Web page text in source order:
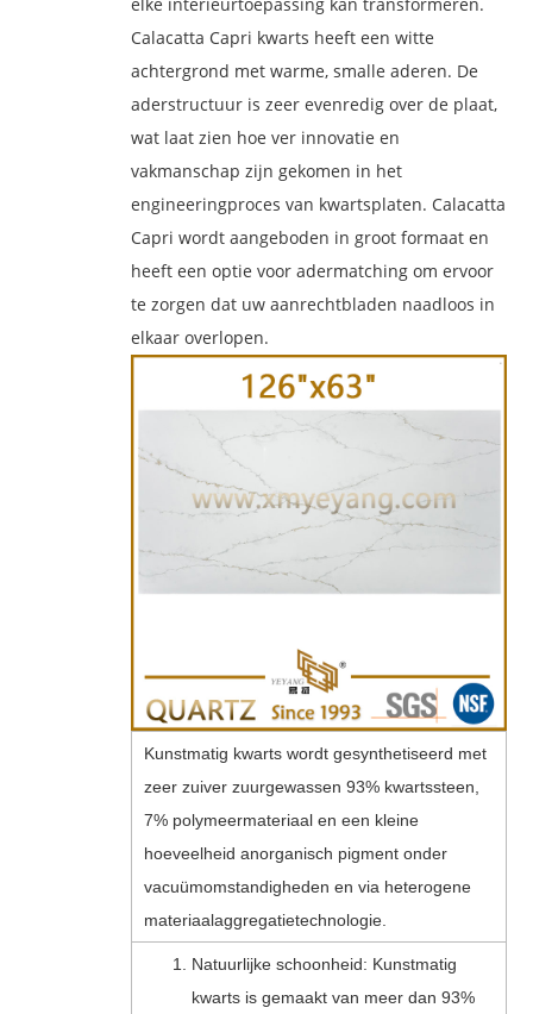
Calacatta Capri kwarts heeft een witte
achtergrond met warme, smalle aderen. De
aderstructuur is zeer evenredig over de plaat,
wat laat zien hoe ver innovatie en
vakmanschap zijn gekomen in het
engineeringproces van kwartsplaten. Calacatta
Capri wordt aangeboden in groot formaat en
heeft een optie voor adermatching om ervoor
te zorgen dat uw aanrechtbladen naadloos in
elkaar overlopen.
Kunstmatig kwarts wordt gesynthetiseerd met
zeer zuiver zuurgewassen 93% kwartssteen,
7% polymeermateriaal en een kleine
hoeveelheid anorganisch pigment onder
vacuümomstandigheden en via heterogene
materiaalaggregatietechnologie.
Natuurlijke schoonheid: Kunstmatig
kwarts is gemaakt van meer dan 93%